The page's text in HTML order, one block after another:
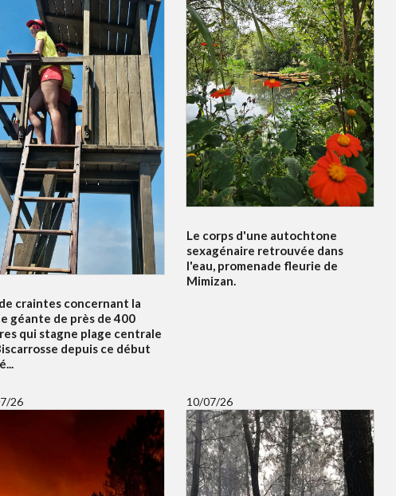
craintes concernant la
géante de près de 400
qui stagne plage centrale
depuis ce début
Le corps d'une autochtone
sexagénaire retrouvée dans
l'eau, promenade fleurie de
Mimizan.
26 10/07/26